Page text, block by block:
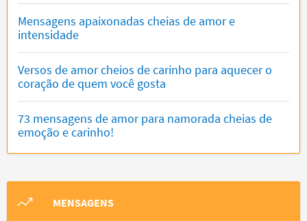
Mensagens apaixonadas cheias de amor e
intensidade
Versos de amor cheios de carinho para aquecer o
coração de quem você gosta
73 mensagens de amor para namorada cheias de
emoção e carinho!
MENSAGENS